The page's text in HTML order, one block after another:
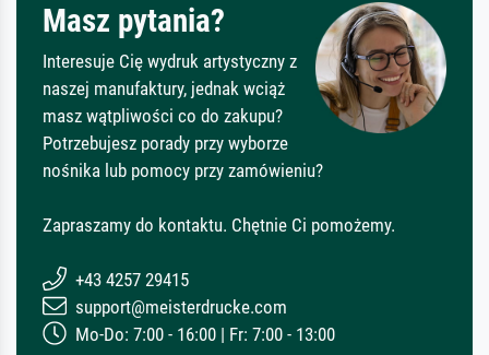
Masz pytania?
Interesuje Cię wydruk artystyczny z
naszej manufaktury, jednak wciąż
masz wątpliwości co do zakupu?
Potrzebujesz porady przy wyborze
nośnika lub pomocy przy zamówieniu?
Zapraszamy do kontaktu. Chętnie Ci pomożemy.
+43 4257 29415
support@meisterdrucke.com
Mo-Do: 7:00 - 16:00 | Fr: 7:00 - 13:00